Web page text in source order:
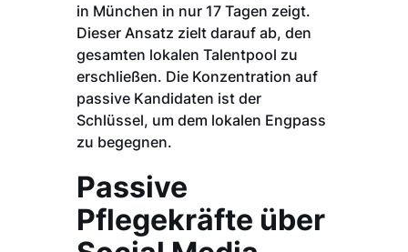
in München in nur 17 Tagen zeigt.
Dieser Ansatz zielt darauf ab, den
gesamten lokalen Talentpool zu
erschließen. Die Konzentration auf
passive Kandidaten ist der
Schlüssel, um dem lokalen Engpass
zu begegnen.
Passive
Pflegekräfte über